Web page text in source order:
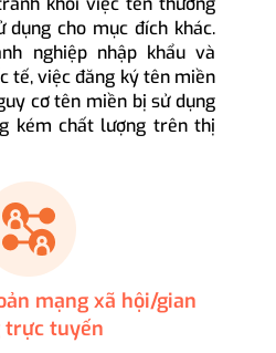
dụng cho mục đích khác.
nghiệp nhập khẩu và
tế, việc đăng ký tên miền
cơ tên miền bị sử dụng
kém chất lượng trên thị
mạng xã hội/gian
trực tuyến